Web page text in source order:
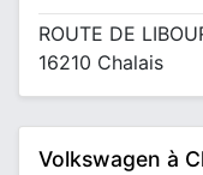
ROUTE DE
16210 Chalais
Volkswagen à